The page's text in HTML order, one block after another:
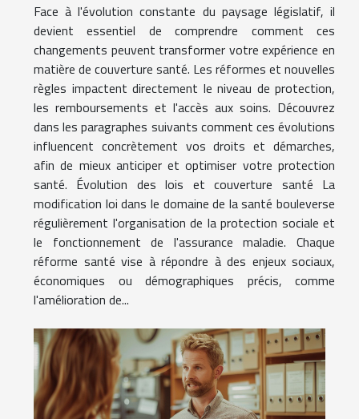
Face à l'évolution constante du paysage législatif, il
devient essentiel de comprendre comment ces
changements peuvent transformer votre expérience en
matière de couverture santé. Les réformes et nouvelles
règles impactent directement le niveau de protection,
les remboursements et l'accès aux soins. Découvrez
dans les paragraphes suivants comment ces évolutions
influencent concrètement vos droits et démarches,
afin de mieux anticiper et optimiser votre protection
santé. Évolution des lois et couverture santé La
modification loi dans le domaine de la santé bouleverse
régulièrement l'organisation de la protection sociale et
le fonctionnement de l'assurance maladie. Chaque
réforme santé vise à répondre à des enjeux sociaux,
économiques ou démographiques précis, comme
l'amélioration de...